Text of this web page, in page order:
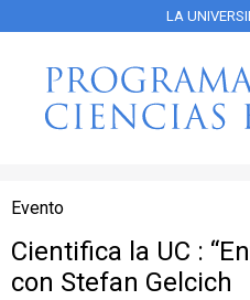
LA
Evento
Cientifica la UC :
con Stefan Gelcich